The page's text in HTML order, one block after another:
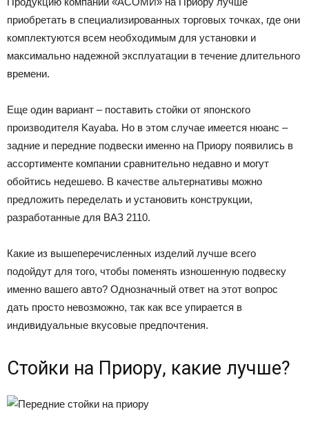
приобретать в специализированных торговых точках, где они
комплектуются всем необходимым для установки и
максимально надежной эксплуатации в течение длительного
времени.
Еще один вариант – поставить стойки от японского
производителя Kayaba. Но в этом случае имеется нюанс –
задние и передние подвески именно на Приору появились в
ассортименте компании сравнительно недавно и могут
обойтись недешево. В качестве альтернативы можно
предложить переделать и установить конструкции,
разработанные для ВАЗ 2110.
Какие из вышеперечисленных изделий лучше всего
подойдут для того, чтобы поменять изношенную подвеску
именно вашего авто? Однозначный ответ на этот вопрос
дать просто невозможно, так как все упирается в
индивидуальные вкусовые предпочтения.
Стойки на Приору, какие лучше?